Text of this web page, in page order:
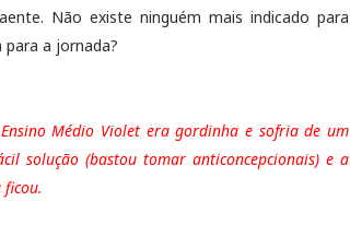
Não existe ninguém mais indicado para
a jornada?
Médio Violet era gordinha e sofria de um
solução (bastou tomar anticoncepcionais) e a